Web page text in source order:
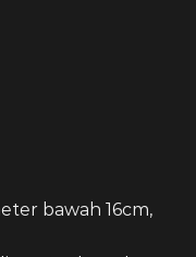
bawah 16cm,